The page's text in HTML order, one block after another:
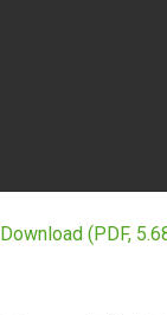
Download (PDF,